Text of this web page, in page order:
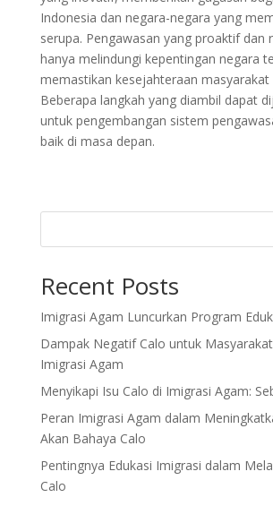
Indonesia dan negara-negara yang
serupa. Pengawasan yang proaktif dan
hanya melindungi kepentingan negara
memastikan kesejahteraan masyarakat
Beberapa langkah yang diambil dapat
untuk pengembangan sistem
baik di masa depan.
Recent Posts
Imigrasi Agam Luncurkan Program
Dampak Negatif Calo untuk
Imigrasi Agam
Menyikapi Isu Calo di Imigrasi Agam:
Peran Imigrasi Agam dalam
Akan Bahaya Calo
Pentingnya Edukasi Imigrasi dalam
Calo